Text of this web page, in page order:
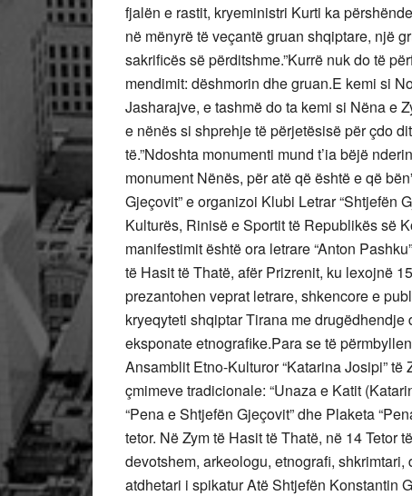
fjalën e rastit, kryeministri Kurti ka
në mënyrë të veçantë gruan shqiptare, një
sakrificës së përditshme.”Kurrë nuk do të
mendimit: dëshmorin dhe gruan.E kemi si
Jasharajve, e tashmë do ta kemi si Nëna e
e nënës si shprehje të përjetësisë për çdo
të.”Ndoshta monumenti mund t’ia bëjë
monument Nënës, për atë që është e që
Gjeçovit” e organizoi Klubi Letrar “Shtjefën
Kulturës, Rinisë e Sportit të Republikës së
manifestimit është ora letrare “Anton
të Hasit të Thatë, afër Prizrenit, ku lexojnë
prezantohen veprat letrare, shkencore e
kryeqyteti shqiptar Tirana me
eksponate etnografike.Para se të
Ansamblit Etno-Kulturor “Katarina Josipi”
çmimeve tradicionale: “Unaza e Katit
“Pena e Shtjefën Gjeçovit” dhe Plaketa
tetor. Në Zym të Hasit të Thatë, në 14 Tetor
devotshem, arkeologu, etnografi,
atdhetari i spikatur Atë Shtjefën Konstantin